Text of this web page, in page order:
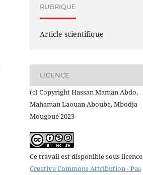
RUBRIQUE
Article scientifique
LICENCE
(c) Copyright Hassan Maman Abdo,
Mahaman Laouan Aboube, Mbodja
Mougoué 2023
Ce travail est disponible sous licence
Creative Commons Attribution - Pas